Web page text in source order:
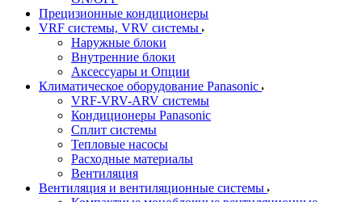
Прецизионные кондиционеры
VRF системы, VRV системы
Наружные блоки
Внутренние блоки
Аксессуары и Опции
Климатическое оборудование Panasonic
VRF-VRV-ARV системы
Кондиционеры Panasonic
Сплит системы
Тепловые насосы
Расходные материалы
Вентиляция
Вентиляция и вентиляционные системы